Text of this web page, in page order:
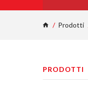
Prodotti
PRODOTTI